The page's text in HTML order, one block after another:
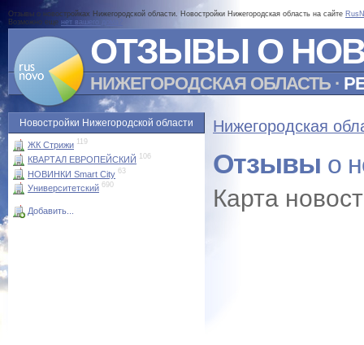
Отзывы о новостройках Нижегородской области. Новостройки Нижегородская область на сайте
Возможно еще нет вашего дома?
ОТЗЫВЫ О
НИЖЕГОРОДСКАЯ ОБЛАСТЬ ·
Новостройки Нижегородской области
ЖК Стрижи 119
КВАРТАЛ ЕВРОПЕЙСКИЙ 106
НОВИНКИ Smart City 63
Университетский 690
Добавить...
Нижегородская
Отзывы о
Карта